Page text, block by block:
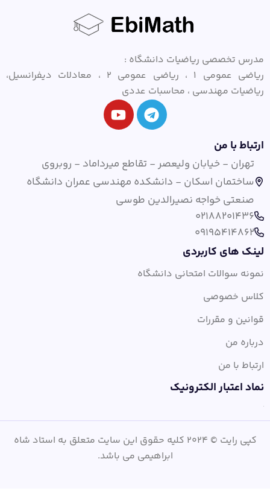
مدرس تخصصی ریاضیات دانشگاه :
ریاضی عمومی ۱ ، ریاضی عمومی ۲ ، معادلات دیفرانسیل،
ریاضیات مهندسی ، محاسبات عددی
ارتباط با من
تهران - خیابان ولیعصر - تقاطع میرداماد - روبروی
ساختمان اسکان - دانشکده مهندسی عمران دانشگاه
صنعتی خواجه نصیرالدین طوسی
02188201436
09195414862
لینک های کاربردی
نمونه سوالات امتحانی دانشگاه
کلاس خصوصی
قوانین و مقررات
درباره من
ارتباط با من
نماد اعتبار الکترونیک
کپی رایت © 2024 کلیه حقوق این سایت متعلق به استاد شاه
ابراهیمی می باشد.